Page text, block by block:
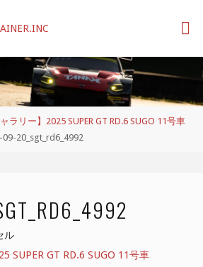
ャラリー】2025 SUPER GT RD.6 SUGO 11号車
09-20_sgt_rd6_4992
ル
SUPER GT RD.6 SUGO 11号車